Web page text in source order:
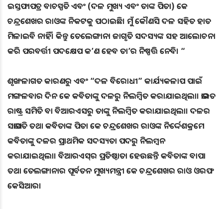
ଇସ୍ତଫାପତ୍ର ବାଚସ୍ପତି ଏବଂ (ଦଳ ମୁଖ୍ୟ ଏବଂ ତାଙ୍କ ପିତା) କେ
ଚନ୍ଦ୍ରଶେଖର ରାଓଙ୍କ ନିକଟକୁ ପଠାଇଛି। ମୁଁ କୌଣସି ଦଳ ସହିତ ହାତ
ମିଳାଇବି ନାହିଁ। କିନ୍ତୁ ତେଲେଙ୍ଗାନା ଜାଗୃତି ସଦସ୍ୟଙ୍କ ସହ ଆଲୋଚନା
କରି ପରବର୍ତ୍ତୀ ପଦକ୍ଷେପ କ’ଣ ହେବ ତା’ର ନିଷ୍ପତ୍ତି ନେବି। “
ଶୃଙ୍ଖଳାଗତ କାରଣରୁ ଏବଂ “ଦଳ ବିରୋଧୀ” କାର୍ଯ୍ୟକଳାପ ପାଇଁ
ମଙ୍ଗଳବାର ଦିନ କେ କବିତାଙ୍କୁ ଦଳରୁ ନିଲମ୍ବିତ କରାଯାଇଥିଲା। ଭାରତ
ରାଷ୍ଟ୍ର ସମିତି ବା ବିଆରଏସରୁ ତାଙ୍କୁ ନିଲମ୍ବିତ କରାଯାଇଥିଲା। ଦଳର
ସଭାପତି ତଥା କବିତାଙ୍କ ପିତା କେ ଚନ୍ଦ୍ରଶେଖର ରାଓଙ୍କ ନିର୍ଦ୍ଦେଶକ୍ରମେ
କବିତାଙ୍କୁ ଦଳର ପ୍ରାଥମିକ ସଦସ୍ୟତା ପଦରୁ ନିଲମ୍ବନ
କରାଯାଇଥିଲା। ବିଆରଏସ୍‌ର ପ୍ରତିଷ୍ଠାତା ହେଉଛନ୍ତି କବିତାଙ୍କ ବାପା
ତଥା ତେଲଙ୍ଗାନାର ପୂର୍ବତନ ମୁଖ୍ୟମନ୍ତ୍ରୀ କେ ଚନ୍ଦ୍ରଶେଖର ରାଓ ଓରଫ
କେସିଆର।